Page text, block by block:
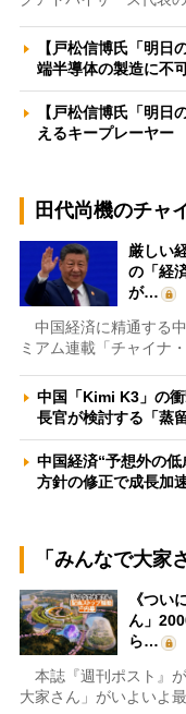
【戸松信博氏「明日
端半導体の製造に不
【戸松信博氏「明
えるキープレーヤ
田代尚機のチャ
厳しい
の「経
が…
中国経済に精通する
ミアム連載「チャイナ
中国「Kimi K3」の
長官が検討する「蒸
中国経済“予想外の
方針の修正で成長加
「みんなで大家
《つい
ん」
ら…
本誌『週刊ポスト』
大家さん」がいよいよ